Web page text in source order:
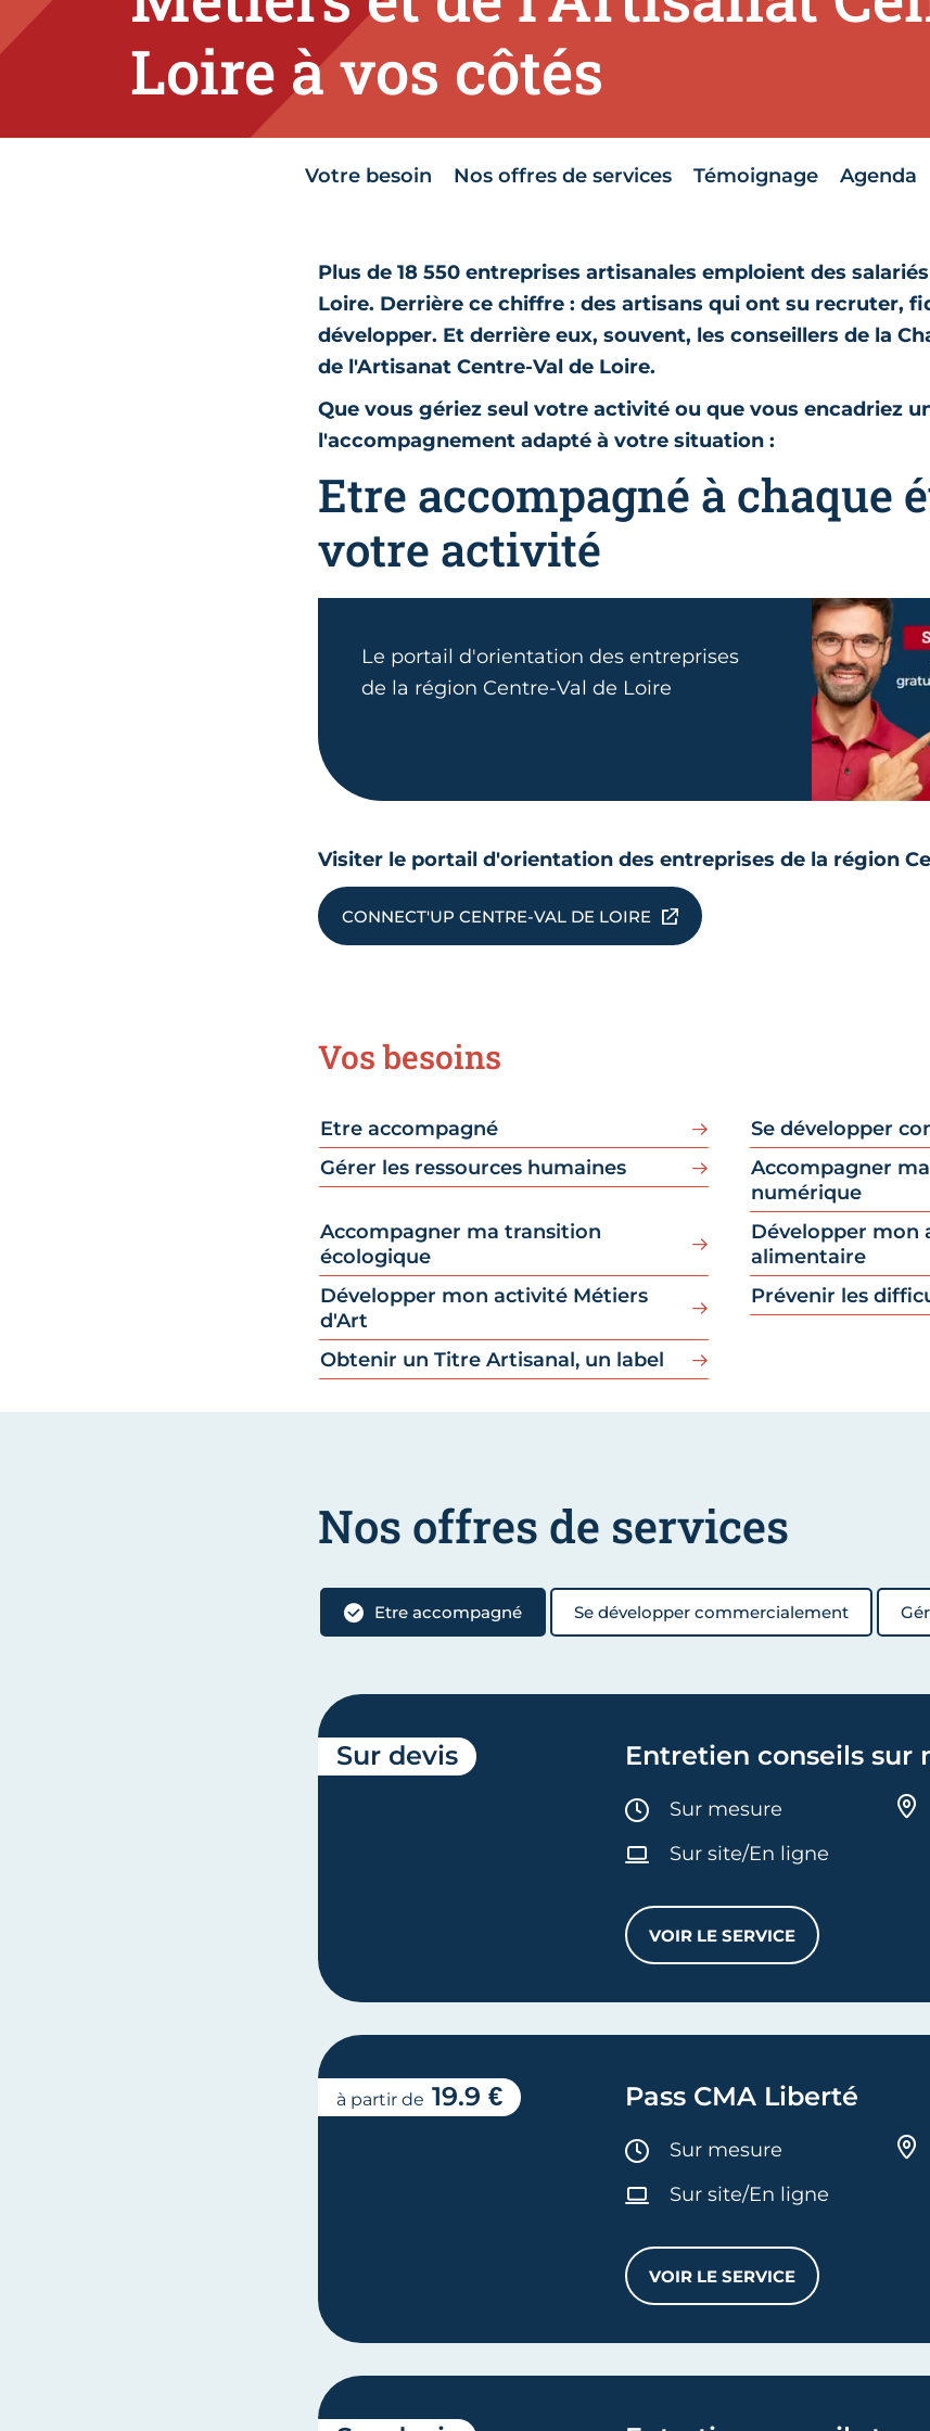
Loire à vos côtés
Votre besoin Nos offres de services Témoignage Agenda
Plus de 18 550 entreprises artisanales emploient des
Loire. Derrière ce chiffre : des artisans qui ont su recruter,
développer. Et derrière eux, souvent, les conseillers de la
de l'Artisanat Centre-Val de Loire.
Que vous gériez seul votre activité ou que vous encadriez
l'accompagnement adapté à votre situation :
Etre accompagné à chaque
votre activité
Le portail d'orientation des entreprises
de la région Centre-Val de Loire
Visiter le portail d'orientation des entreprises de la région
CONNECT'UP CENTRE-VAL DE LOIRE
Vos besoins
Etre accompagné
Se développer
Gérer les ressources humaines
Accompagner
numérique
Accompagner ma transition
écologique
Développer mon
alimentaire
Développer mon activité Métiers
d'Art
Prévenir les
Obtenir un Titre Artisanal, un label
Nos offres de services
Etre accompagné Se développer commercialement
Entretien conseils sur
Durée :
Sur mesure
Sur site/En ligne
VOIR LE SERVICEENTRETIEN CONSEILS
Sur devis
Pass CMA Liberté
Durée :
Sur mesure
Sur site/En ligne
VOIR LE SERVICEPASS CMA LIBERTÉ
à partir de 19.9 €